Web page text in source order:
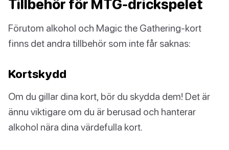
Tillbehör för MTG-drickspelet
Förutom alkohol och Magic the Gathering-kort
finns det andra tillbehör som inte får saknas:
Kortskydd
Om du gillar dina kort, bör du skydda dem! Det är
ännu viktigare om du är berusad och hanterar
alkohol nära dina värdefulla kort.